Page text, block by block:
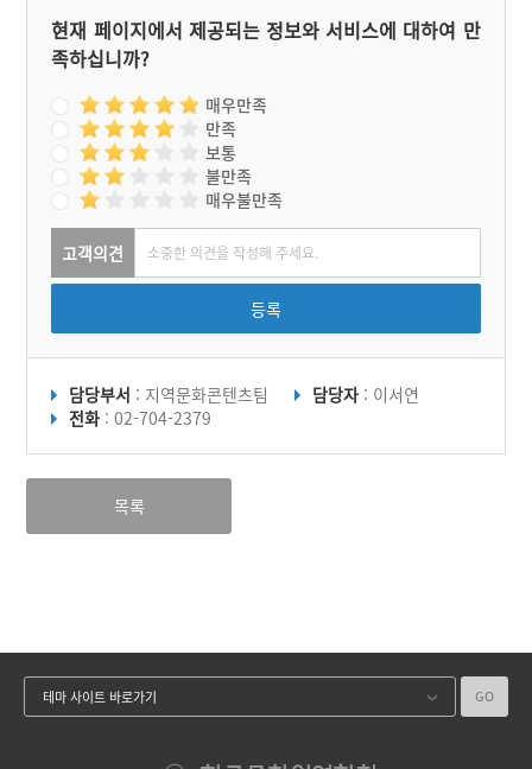
현재 페이지에서 제공되는 정보와 서비스에 대하여 만
족하십니까?
매우만족
만족
보통
불만족
매우불만족
고객의견
등록
담당부서 : 지역문화콘텐츠팀 담당자 : 이서연
전화 : 02-704-2379
목록
테마 사이트 바로가기 GO